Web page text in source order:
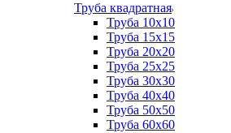
Труба квадратная
Труба 10x10
Труба 15x15
Труба 20x20
Труба 25x25
Труба 30x30
Труба 40x40
Труба 50x50
Труба 60x60